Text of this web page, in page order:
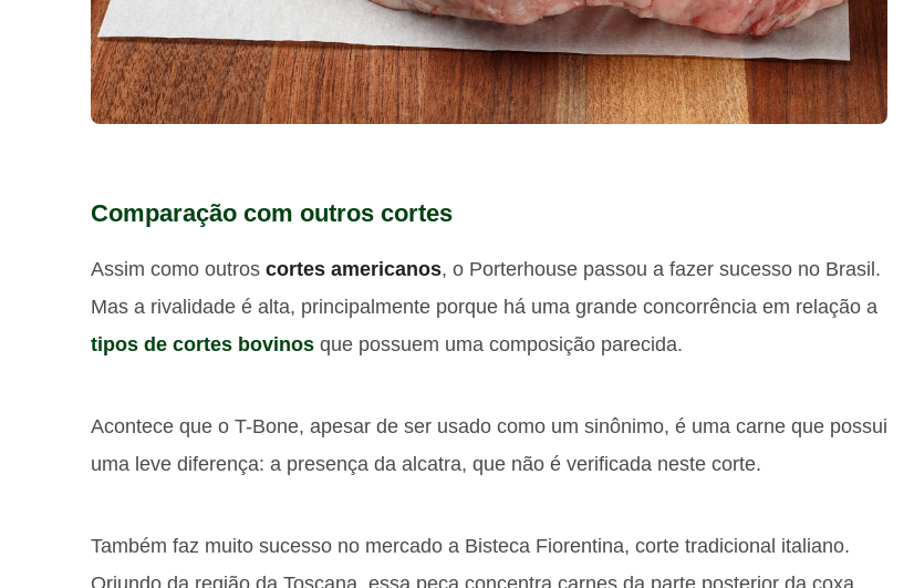
Comparação com outros cortes
Assim como outros cortes americanos, o Porterhouse passou a fazer sucesso no Brasil.
Mas a rivalidade é alta, principalmente porque há uma grande concorrência em relação a
tipos de cortes bovinos que possuem uma composição parecida.
Acontece que o T-Bone, apesar de ser usado como um sinônimo, é uma carne que possui
uma leve diferença: a presença da alcatra, que não é verificada neste corte.
Também faz muito sucesso no mercado a Bisteca Fiorentina, corte tradicional italiano.